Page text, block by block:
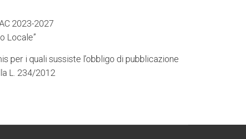
2023-2027
Locale”
per i quali sussiste l’obbligo di pubblicazione
L. 234/2012